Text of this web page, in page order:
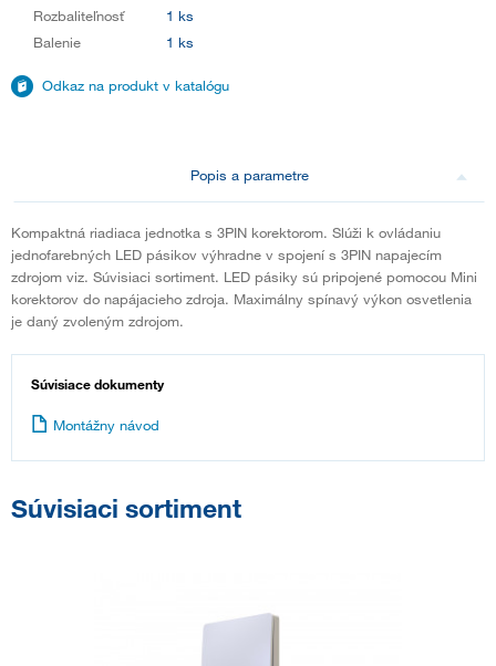
Rozbaliteľnosť
1 ks
Balenie
1 ks
Odkaz na produkt v katalógu
Popis a parametre
Kompaktná riadiaca jednotka s 3PIN korektorom. Slúži k ovládaniu
jednofarebných LED pásikov výhradne v spojení s 3PIN napajecím
zdrojom viz. Súvisiaci sortiment. LED pásiky sú pripojené pomocou Mini
korektorov do napájacieho zdroja. Maximálny spínavý výkon osvetlenia
je daný zvoleným zdrojom.
Súvisiace dokumenty
Montážny návod
Súvisiaci sortiment